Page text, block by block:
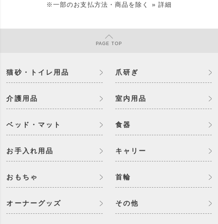
※一部のお支払方法・商品を除く » 詳細
PAGETOP
猫砂・トイレ用品 爪研ぎ
介護用品 室内用品
ベッド・マット 食器
お手入れ用品 キャリー
おもちゃ 首輪
オーナーグッズ その他